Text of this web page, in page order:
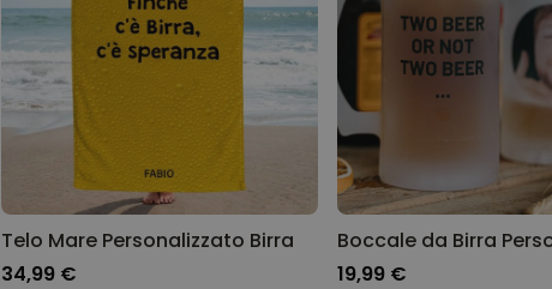
Telo Mare Personalizzato Birra
34,99 €
19,99 €